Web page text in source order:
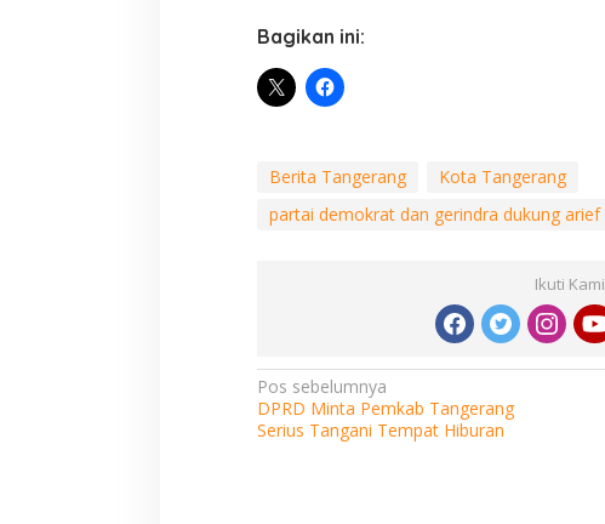
Bagikan ini:
Berita Tangerang
Kota Tangerang
partai demokrat dan gerindra dukung arief
Ikuti Kami
Navigasi
pos
Pos sebelumnya
DPRD Minta Pemkab Tangerang
Serius Tangani Tempat Hiburan